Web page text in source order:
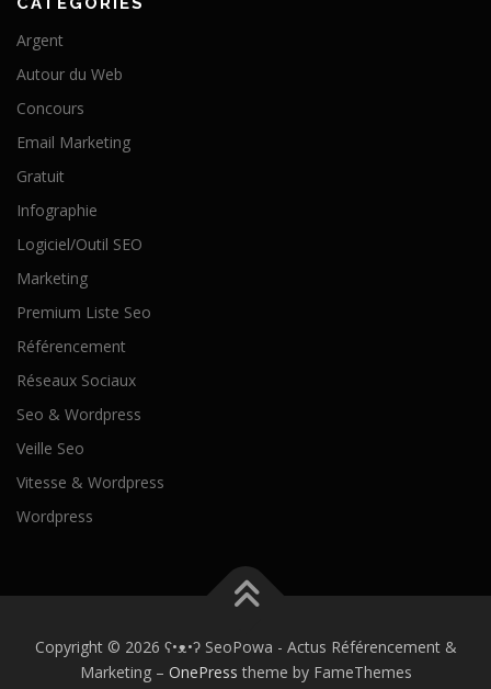
Argent
Autour du Web
Concours
Email Marketing
Gratuit
Infographie
Logiciel/Outil SEO
Marketing
Premium Liste Seo
Référencement
Réseaux Sociaux
Seo & Wordpress
Veille Seo
Vitesse & Wordpress
Wordpress
Copyright © 2026 ʕ•ᴥ•ʔ SeoPowa - Actus Référencement &
Marketing – OnePress theme by FameThemes